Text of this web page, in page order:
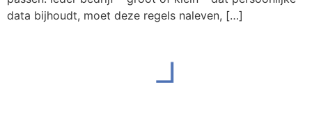
data bijhoudt, moet deze regels naleven, […]